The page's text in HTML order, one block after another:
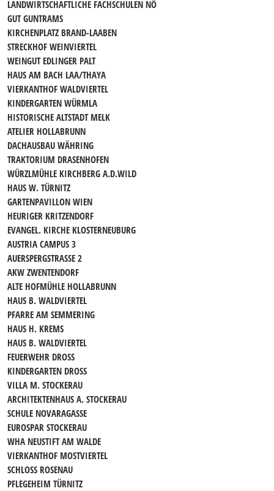
LANDWIRTSCHAFTLICHE FACHSCHULEN NÖ
GUT GUNTRAMS
KIRCHENPLATZ BRAND-LAABEN
STRECKHOF WEINVIERTEL
WEINGUT EDLINGER PALT
HAUS AM BACH LAA/THAYA
VIERKANTHOF WALDVIERTEL
KINDERGARTEN WÜRMLA
HISTORISCHE ALTSTADT MELK
ATELIER HOLLABRUNN
DACHAUSBAU WÄHRING
TRAKTORIUM DRASENHOFEN
WÜRZLMÜHLE KIRCHBERG A.D.WILD
HAUS W. TÜRNITZ
GARTENPAVILLON WIEN
HEURIGER KRITZENDORF
EVANGEL. KIRCHE KLOSTERNEUBURG
AUSTRIA CAMPUS 3
AUERSPERGSTRASSE 2
AKW ZWENTENDORF
ALTE HOFMÜHLE HOLLABRUNN
HAUS B. WALDVIERTEL
PFARRE AM SEMMERING
HAUS H. KREMS
HAUS B. WALDVIERTEL
FEUERWEHR DROSS
KINDERGARTEN DROSS
VILLA M. STOCKERAU
ARCHITEKTENHAUS A. STOCKERAU
SCHULE NOVARAGASSE
EUROSPAR STOCKERAU
WHA NEUSTIFT AM WALDE
VIERKANTHOF MOSTVIERTEL
SCHLOSS ROSENAU
PFLEGEHEIM TÜRNITZ